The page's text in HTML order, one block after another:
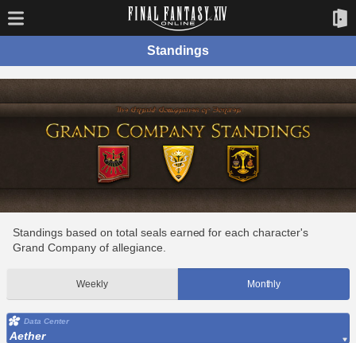
Standings
Standings based on total seals earned for each character's
Grand Company of allegiance.
Weekly Monthly
Data Center
Aether